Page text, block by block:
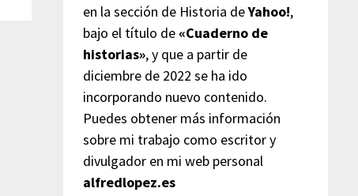
en la sección de Historia deYahoo!,
bajo el título de «Cuaderno de
historias», y que a partir de
diciembre de 2022 se ha ido
incorporando nuevo contenido.
Puedes obtener más información
sobre mi trabajo como escritor y
divulgador en mi web personal
alfredlopez.es